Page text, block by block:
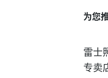
为您
雷士
专卖